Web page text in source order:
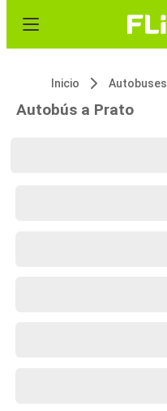
Inicio Autobuses
Autobús a Prato